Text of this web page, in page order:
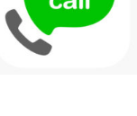
有安全的通訊生活。